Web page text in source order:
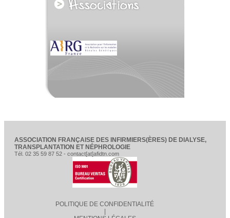
ASSOCIATION FRANÇAISE DES INFIRMIERS(ÈRES) DE DIALYSE,
TRANSPLANTATION ET NÉPHROLOGIE
Tél. 02 35 59 87 52 - contact[at]afidtn.com
POLITIQUE DE CONFIDENTIALITÉ